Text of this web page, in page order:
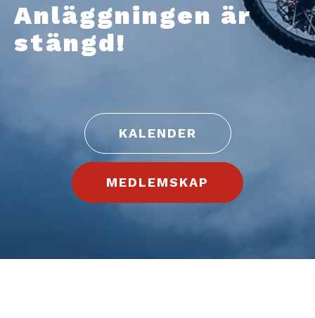
Anläggningen är
stängd!
KALENDER
MEDLEMSKAP